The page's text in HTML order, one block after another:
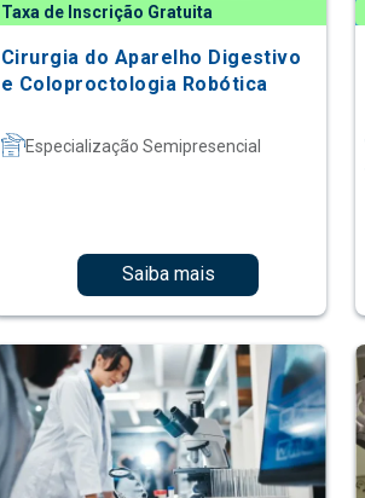
Taxa de Inscrição Gratuita
Cirurgia do Aparelho Digestivo
e Coloproctologia Robótica
Especialização Semipresencial
Saiba mais